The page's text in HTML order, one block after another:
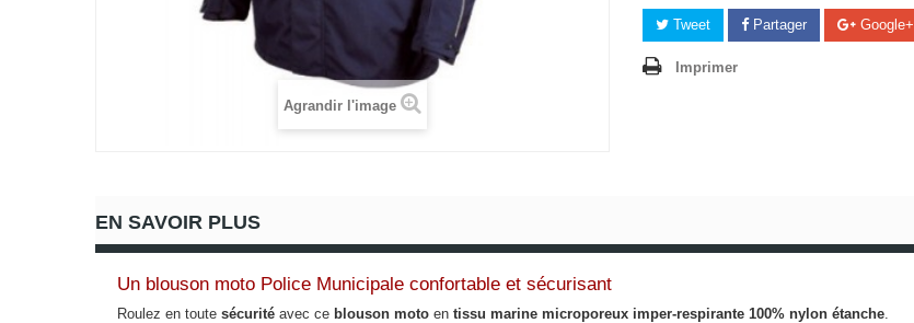
Agrandir l'image
Tweet Partager Google+
Imprimer
EN SAVOIR PLUS
Un blouson moto Police Municipale confortable et sécurisant
Roulez en toute sécurité avec ce blouson moto en tissu marine microporeux imper-respirante 100% nylon étanche.